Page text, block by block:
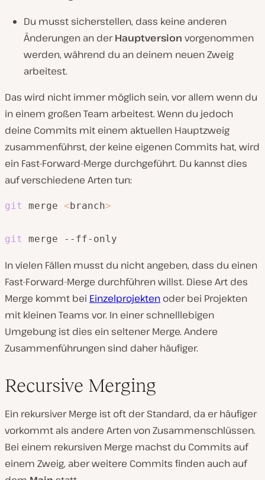
Du musst sicherstellen, dass keine anderen
Änderungen an derHauptversion vorgenommen
werden, während du an deinem neuen Zweig
arbeitest.
Das wird nicht immer möglich sein, vor allem wenn du
in einem großen Team arbeitest. Wenn du jedoch
deine Commits mit einem aktuellen Hauptzweig
zusammenführst, der keine eigenen Commits hat, wird
ein Fast-Forward-Merge durchgeführt. Du kannst dies
auf verschiedene Arten tun:
git merge <branch>
git
In vielen Fällen musst du nicht angeben, dass du einen
Fast-Forward-Merge durchführen willst. Diese Art des
Merge kommt bei Einzelprojekten oder bei Projekten
mit kleinen Teams vor. In einer schnelllebigen
Umgebung ist dies ein seltener Merge. Andere
Zusammenführungen sind daher häufiger.
Recursive Merging
Ein rekursiver Merge ist oft der Standard, da er häufiger
vorkommt als andere Arten von Zusammenschlüssen.
Bei einem rekursiven Merge machst du Commits auf
einem Zweig, aber weitere Commits finden auch auf